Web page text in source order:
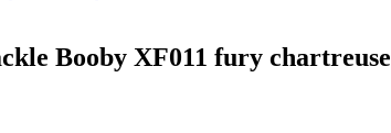
Booby XF011 fury chartreuse